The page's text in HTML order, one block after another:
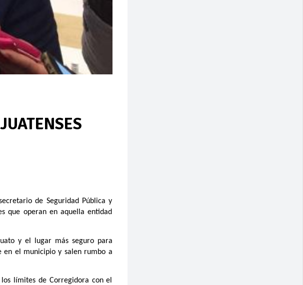
de Seguridad Pública y
que operan en aquella entidad
y el lugar más seguro para
en el municipio y salen rumbo a
límites de Corregidora con el